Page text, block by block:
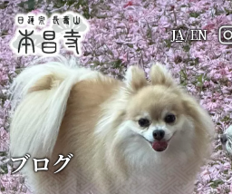
JA/EN
ブログ